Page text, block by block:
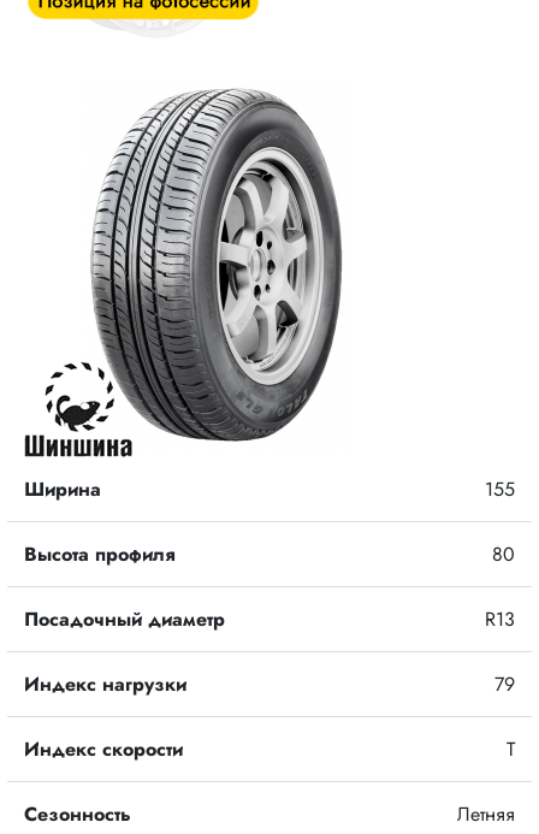
Ширина 155
Высота профиля 80
Посадочный диаметр R13
Индекс нагрузки 79
Индекс скорости T
Сезонность Летняя